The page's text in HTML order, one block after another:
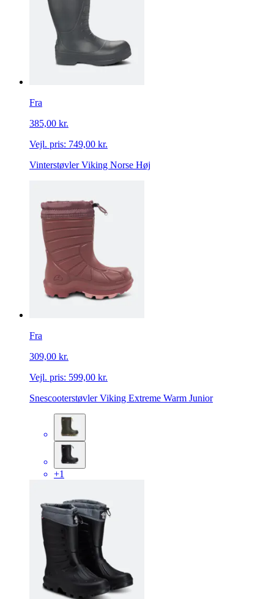
Fra
385,00 kr.
Vejl. pris: 749,00 kr.
Vinterstøvler Viking Norse Høj
Fra
309,00 kr.
Vejl. pris: 599,00 kr.
Snescooterstøvler Viking Extreme Warm Junior
+1